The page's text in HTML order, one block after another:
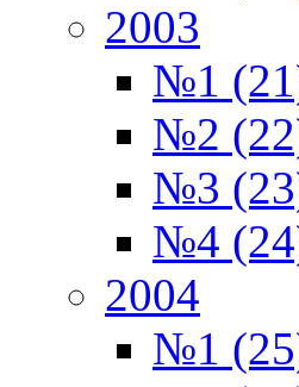
2003
№1
№2
№3
№4
2004
№1